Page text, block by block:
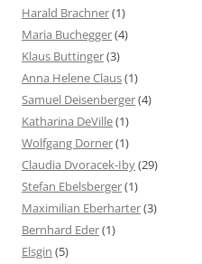
Harald Brachner(1)
Maria Buchegger(4)
Klaus Buttinger(3)
Anna Helene Claus(1)
Samuel Deisenberger(4)
Katharina DeVille(1)
Wolfgang Dorner(1)
Claudia Dvoracek-Iby(29)
Stefan Ebelsberger(1)
Maximilian Eberharter(3)
Bernhard Eder(1)
Elsgin (5)